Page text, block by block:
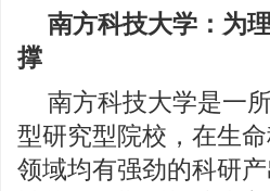
南方科技大学：为
撑
南方科技大学是一
型研究型院校，在生
领域均有强劲的科研